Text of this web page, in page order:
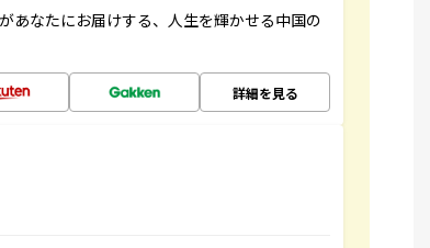
あなたにお届けする、人生を輝かせる中国の
詳細を見る